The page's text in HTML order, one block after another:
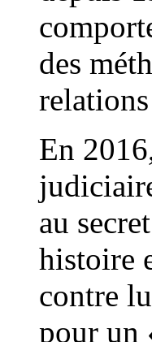
des
En
au
histoire
contre
pour un